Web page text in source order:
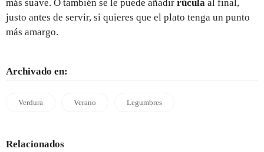
más suave. O también se le puede añadir rúcula al final,
justo antes de servir, si quieres que el plato tenga un punto
más amargo.
Archivado en:
Verdura Verano Legumbres
Relacionados